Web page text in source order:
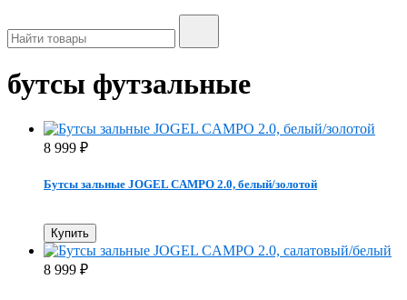
бутсы футзальные
8 999 ₽
Бутсы зальные JOGEL CAMPO 2.0, белый/золотой
Купить
8 999 ₽